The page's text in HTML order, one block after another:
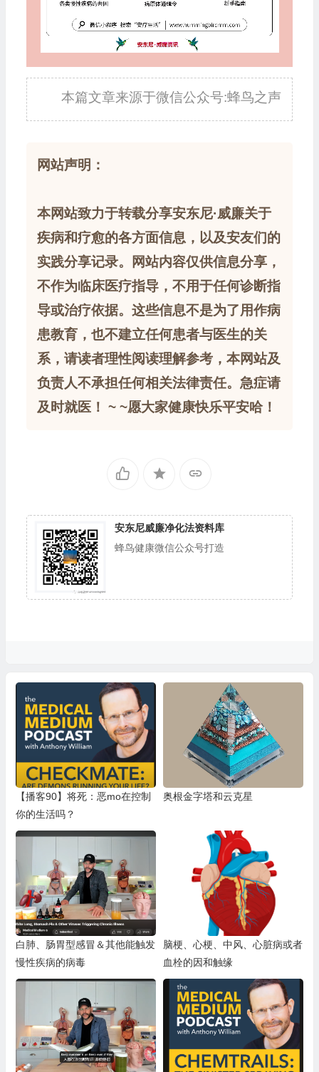
本篇文章来源于微信公众号:蜂鸟之声
网站声明：
本网站致力于转载分享安东尼·威廉关于
疾病和疗愈的各方面信息，以及安友们的
实践分享记录。网站内容仅供信息分享，
不作为临床医疗指导，不用于任何诊断指
导或治疗依据。这些信息不是为了用作病
患教育，也不建立任何患者与医生的关
系，请读者理性阅读理解参考，本网站及
负责人不承担任何相关法律责任。急症请
及时就医！ ~ ~愿大家健康快乐平安哈！
安东尼威廉净化法资料库
蜂鸟健康微信公众号打造
【播客90】将死：恶mo在控制
你的生活吗？
奥根金字塔和云克星
白肺、肠胃型感冒＆其他能触发
慢性疾病的病毒
脑梗、心梗、中风、心脏病或者
血栓的因和触缘